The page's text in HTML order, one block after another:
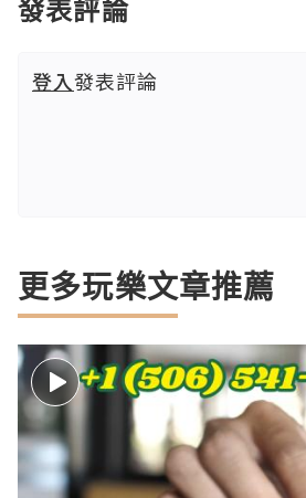
發表評論
登入發表評論
更多玩樂文章推薦